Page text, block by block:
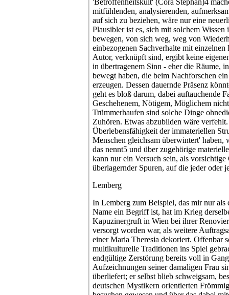
'Betroffenheitskult' (Cora Stephan)4
mitfühlenden, analysierenden,
auf sich zu beziehen, wäre nur eine
Plausibler ist es, sich mit solchem
bewegen, von sich weg, weg von
einbezogenen Sachverhalte mit einzelnen
Autor, verknüpft sind, ergibt keine
in übertragenem Sinn - eher die Räume,
bewegt haben, die beim Nachforschen
erzeugen. Dessen dauernde Präsenz
geht es bloß darum, dabei auftauchende
Geschehenem, Nötigem, Möglichem
Trümmerhaufen sind solche Dinge
Zuhören. Etwas abzubilden wäre
Überlebensfähigkeit der immateriellen
Menschen gleichsam überwintert' haben,
das nennt5 und über zugehörige
kann nur ein Versuch sein, als
überlagernder Spuren, auf die jeder oder
Lemberg
In Lemberg zum Beispiel, das mir nur als
Name ein Begriff ist, hat im Krieg
Kapuzinergruft in Wien bei ihrer
versorgt worden war, als weitere
einer Maria Theresia dekoriert. Offenbar
multikulturelle Traditionen ins Spiel
endgültige Zerstörung bereits voll in
Aufzeichnungen seiner damaligen Frau
überliefert; er selbst blieb schweigsam,
deutschen Mystikern orientierten